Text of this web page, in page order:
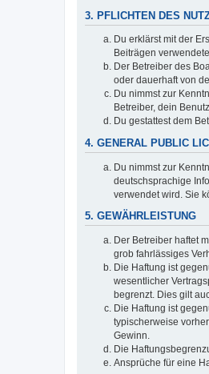
3. PFLICHTEN DES
Du erklärst mit der
Beiträgen
Der Betreiber des
oder dauerhaft von
Du nimmst zur
Betreiber, dein
Du gestattest dem
4. GENERAL PUBLIC
Du nimmst zur
deutschsprachige
verwendet wird. Sie
5. GEWÄHRLEISTUNG
Der Betreiber haftet
grob fahrlässiges
Die Haftung ist
wesentlicher
begrenzt. Dies gilt
Die Haftung ist
typischerweise
Gewinn.
Die
Ansprüche für eine